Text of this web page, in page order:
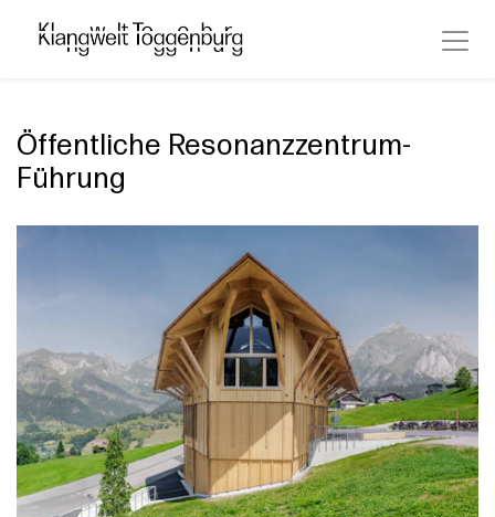
Öffentliche Resonanzzentrum-
Führung